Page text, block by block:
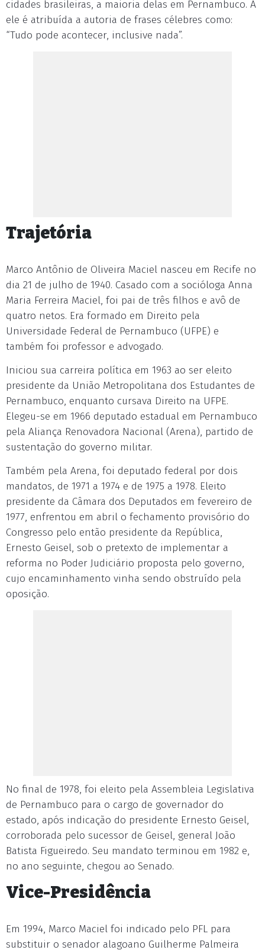
cidades brasileiras, a maioria delas em Pernambuco. A
ele é atribuída a autoria de frases célebres como:
“Tudo pode acontecer, inclusive nada”.
Trajetória
Marco Antônio de Oliveira Maciel nasceu em Recife no
dia 21 de julho de 1940. Casado com a socióloga Anna
Maria Ferreira Maciel, foi pai de três filhos e avô de
quatro netos. Era formado em Direito pela
Universidade Federal de Pernambuco (UFPE) e
também foi professor e advogado.
Iniciou sua carreira política em 1963 ao ser eleito
presidente da União Metropolitana dos Estudantes de
Pernambuco, enquanto cursava Direito na UFPE.
Elegeu-se em 1966 deputado estadual em Pernambuco
pela Aliança Renovadora Nacional (Arena), partido de
sustentação do governo militar.
Também pela Arena, foi deputado federal por dois
mandatos, de 1971 a 1974 e de 1975 a 1978. Eleito
presidente da Câmara dos Deputados em fevereiro de
1977, enfrentou em abril o fechamento provisório do
Congresso pelo então presidente da República,
Ernesto Geisel, sob o pretexto de implementar a
reforma no Poder Judiciário proposta pelo governo,
cujo encaminhamento vinha sendo obstruído pela
oposição.
No final de 1978, foi eleito pela Assembleia Legislativa
de Pernambuco para o cargo de governador do
estado, após indicação do presidente Ernesto Geisel,
corroborada pelo sucessor de Geisel, general João
Batista Figueiredo. Seu mandato terminou em 1982 e,
no ano seguinte, chegou ao Senado.
Vice-Presidência
Em 1994, Marco Maciel foi indicado pelo PFL para
substituir o senador alagoano Guilherme Palmeira